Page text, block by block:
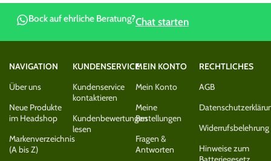
Bock auf ehrliche Beratung?Chat starten
NAVIGATION
Über uns
Neue Produkte
im Headshop
Markenverzeichnis
(A bis Z)
KUNDENSERVICE
Kundenservice
kontaktieren
Kundenbewertungen
lesen
MEIN KONTO
Mein Konto
Meine
Bestellungen
Fragen &
Antworten
RECHTLICHES
AGB
Widerrufsbelehrung
Hinweise zum